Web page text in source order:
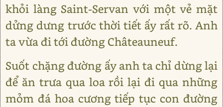
khỏi làng Saint-Servan với một vẻ mặt
dửng dưng trước thời tiết ấy rất rõ. Anh
ta vừa đi tới đường Châteauneuf.
Suốt chặng đường ấy anh ta chỉ dừng lại
để ăn trưa qua loa rồi lại đi qua những
mỏm đá hoa cương tiếp tục con đường